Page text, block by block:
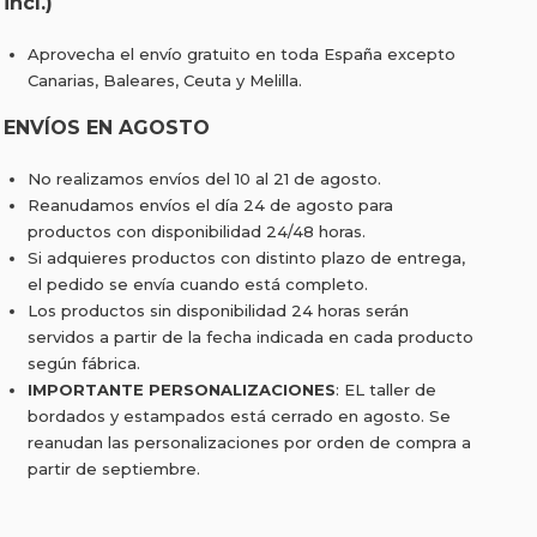
Aprovecha el envío gratuito en toda España excepto
Canarias, Baleares, Ceuta y Melilla.
ENVÍOS EN AGOSTO
No realizamos envíos del 10 al 21 de agosto.
Reanudamos envíos el día 24 de agosto para
productos con disponibilidad 24/48 horas.
Si adquieres productos con distinto plazo de entrega,
el pedido se envía cuando está completo.
Los productos sin disponibilidad 24 horas serán
servidos a partir de la fecha indicada en cada producto
según fábrica.
IMPORTANTE PERSONALIZACIONES: EL taller de
bordados y estampados está cerrado en agosto. Se
reanudan las personalizaciones por orden de compra a
partir de septiembre.